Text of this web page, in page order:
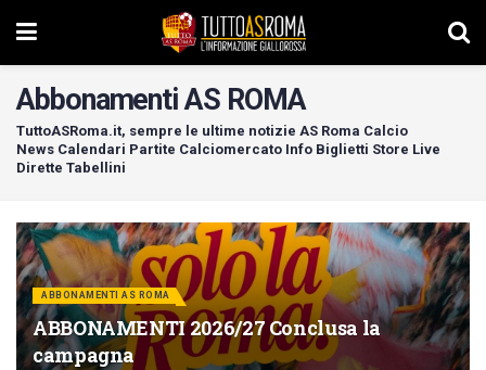
Abbonamenti AS ROMA
TuttoASRoma.it, sempre le ultime notizie AS Roma Calcio
News Calendari Partite Calciomercato Info Biglietti Store Live
Dirette Tabellini
ABBONAMENTI AS ROMA
ABBONAMENTI 2026/27 Conclusa la
campagna